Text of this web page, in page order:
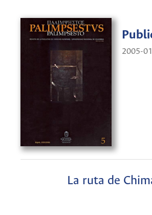
2005-
La ruta de